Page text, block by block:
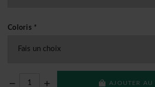
Coloris *
AJOUTER AU